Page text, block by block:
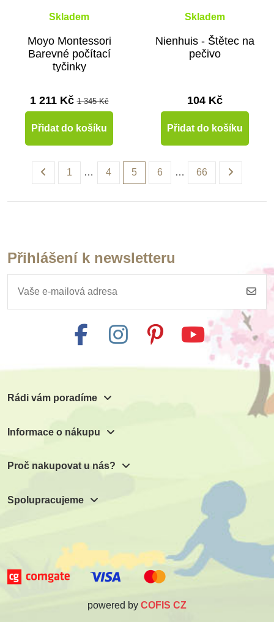
Skladem
Moyo Montessori
Barevné počítací
tyčinky
1 211 Kč1 345 Kč
Přidat do košíku
Skladem
Nienhuis - Štětec na
pečivo
104 Kč
Přidat do košíku
1 … 4 5 6 … 66
Přihlášení k newsletteru
Rádi vám poradíme
Informace o nákupu
Proč nakupovat u nás?
Spolupracujeme
powered by COFIS CZ